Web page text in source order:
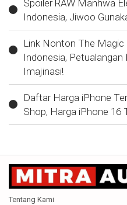
Spoiler RAW Manhwa
Indonesia, Jiwoo
Link Nonton The Magic
Indonesia,
Imajinasi!
Daftar Harga iPhone
Shop, Harga iPhone 16
Tentang Kami